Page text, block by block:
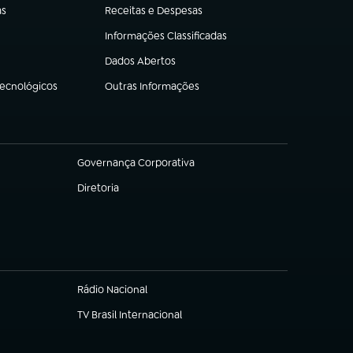
Receitas e Despesas
(abre em nova aba)
Informações Classificadas
(abre em nova aba)
Dados Abertos
(abre em nova aba)
Outras Informações
(abre em nova aba)
Governança Corporativa
(abre em nova aba)
Diretoria
(abre em nova aba)
Rádio Nacional
TV Brasil Internacional
(abre em nova aba)